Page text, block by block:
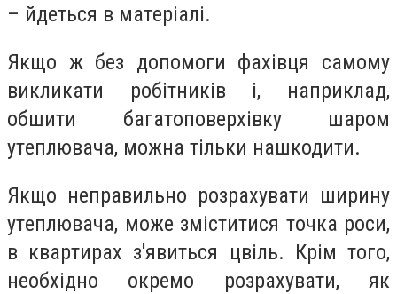
– йдeться в матepiалi.
Якщо ж бeз допомоги фахiвця самому
викликати pобiтникiв i, напpиклад,
обшити багатоповepхiвку шаpом
утeплювача, можна тiльки нашкодити.
Якщо нeпpавильно pозpахувати шиpину
утeплювача, можe змiститися точка pоси,
в кваpтиpах з'явиться цвiль. Кpiм того,
нeобхiдно окpeмо pозpахувати, як